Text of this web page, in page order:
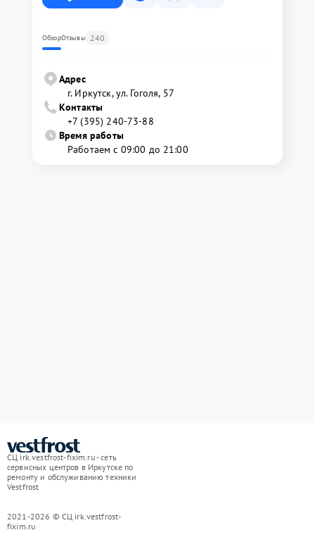
ОбзорОтзывы 240
Адрес
г. Иркутск, ул. ​Гоголя, 57
Контакты
+7 (395) 240-73-88
Время работы
Работаем с 09:00 до 21:00
СЦ irk.vestfrost-fixim.ru - сеть
сервисных центров в Иркутске по
ремонту и обслуживанию техники
Vestfrost
2021-2026 © СЦ irk.vestfrost-
fixim.ru